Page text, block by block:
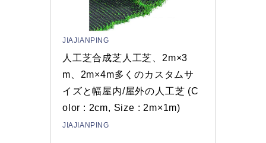
JIAJIANPING
人工芝合成芝人工芝、2m×3
m、2m×4m多くのカスタムサ
イズと幅屋内/屋外の人工芝 (C
olor : 2cm, Size : 2m×1m)
JIAJIANPING